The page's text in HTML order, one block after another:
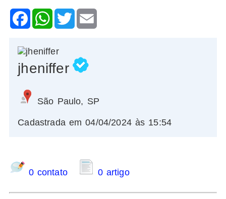
FacebookWhatsApp
TwitterEmail
jheniffer
São Paulo, SP
Cadastrada em 04/04/2024 às 15:54
0 contato 0 artigo